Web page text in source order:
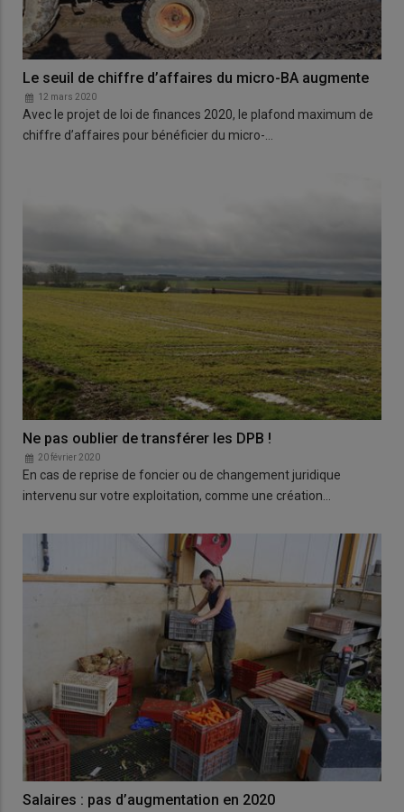
Le seuil de chiffre d’affaires du micro-BA augmente
12 mars 2020
Avec le projet de loi de finances 2020, le plafond maximum de
chiffre d’affaires pour bénéficier du micro-…
Ne pas oublier de transférer les DPB !
20 février 2020
En cas de reprise de foncier ou de changement juridique
intervenu sur votre exploitation, comme une création…
Salaires : pas d’augmentation en 2020